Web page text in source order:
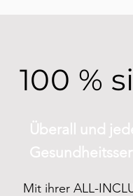
100 %
Mit ihrer ALL-
Überall und